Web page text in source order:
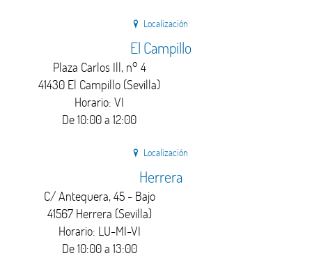
Localización
El Campillo
Plaza Carlos Ill, n° 4
41430 El Campillo (Sevilla)
Horario: VI
De 10:00 a 12:00
Localización
Herrera
C/ Antequera, 45 - Bajo
41567 Herrera (Sevilla)
Horario: LU-MI-VI
De 10:00 a 13:00